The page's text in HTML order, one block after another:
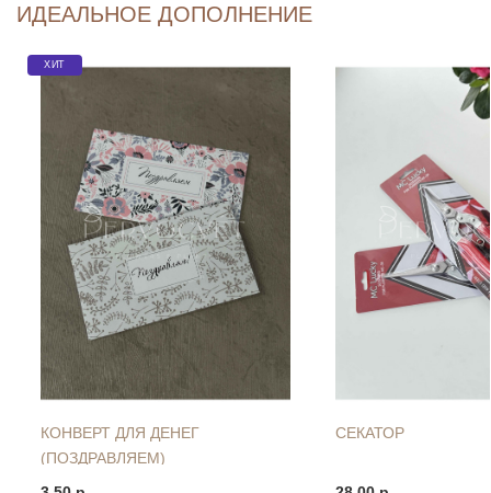
ИДЕАЛЬНОЕ ДОПОЛНЕНИЕ
ХИТ
КОНВЕРТ ДЛЯ ДЕНЕГ
(ПОЗДРАВЛЯЕМ)
СЕКАТОР